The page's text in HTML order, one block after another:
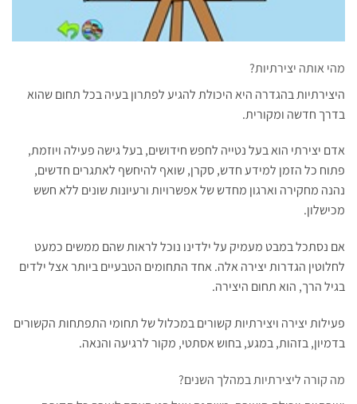
מהי אותה יצירתיות?
היצירתיות בהגדרה היא היכולת להגיע לפתרון בעיה בכל תחום שהוא
בדרך חדשה ומקורית.
אדם יצירתי הוא בעל נטייה לחפש חידושים, בעל גישה פעילה ויוזמת,
פתוח כל הזמן למידע חדש, סקרן, שואף להיחשף לאתגרים חדשים,
נהנה מחקירה וארגון מחדש של אפשרויות ורעיונות שונים ללא חשש
מכישלון.
אם נסתכל במבט מעמיק על ילדינו נוכל לראות שהם ממשים כמעט
לחלוטין הגדרות יצירה אלה. אחד התחומים הטבעיים ביותר אצל ילדים
בגיל הרך, הוא תחום היצירה.
פעילות יצירה ויצירתיות קשורים במכלול של תחומי התפתחות הקשורים
בדמיון, בזהות, במגע, בחוש אסתטי, מקור לרגיעה והנאה.
מה קורה ליצירתיות במהלך השנים?